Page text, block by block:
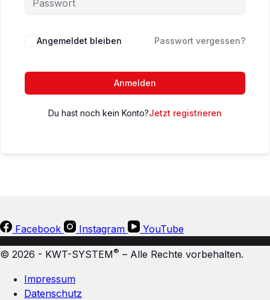
Angemeldet bleiben Passwort vergessen?
Anmelden
Du hast noch kein Konto?Jetzt registrieren
Facebook Instagram YouTube
© 2026 - KWT-SYSTEM® – Alle Rechte vorbehalten.
Impressum
Datenschutz